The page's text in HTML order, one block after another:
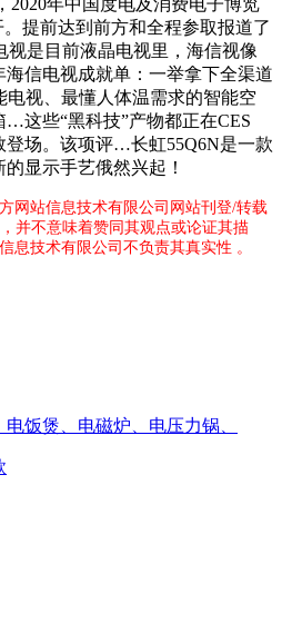
2020年中国度电及消费电子博览
提前达到前方和全程参取报道了
视是目前液晶电视里，海信视像
海信电视成就单：一举拿下全渠道
视、最懂人体温需求的智能空
这些“黑科技”产物都正在CES
登场。该项评…长虹55Q6N是一款
显示手艺俄然兴起！
网站信息技术有限公司网站刊登/转载
并不意味着赞同其观点或论证其描
息技术有限公司不负责其真实性 。
饭煲、电磁炉、电压力锅、